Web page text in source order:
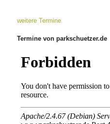
weitere Termine
Termine von parkschuetzer.de